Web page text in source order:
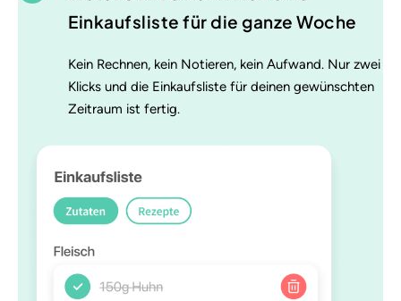
Einkaufsliste für die ganze Woche
Kein Rechnen, kein Notieren, kein Aufwand. Nur zwei
Klicks und die Einkaufsliste für deinen gewünschten
Zeitraum ist fertig.